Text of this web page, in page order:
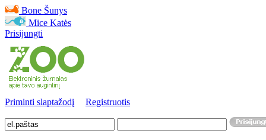
Bone Šunys
Mice Katės
Prisijungti
Priminti slaptažodį Registruotis